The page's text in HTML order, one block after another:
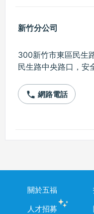
新竹分公司
300新竹市東區民生
民生路中央路口，安
phone 網路電話
關於五福
人才招募